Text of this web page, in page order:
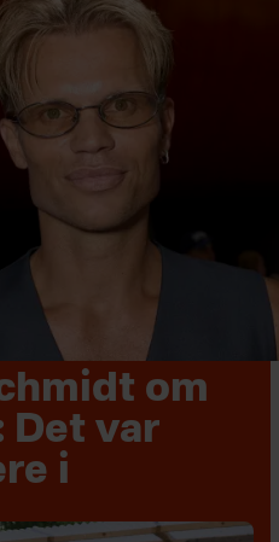
om
var
i